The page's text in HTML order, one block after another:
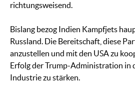
richtungsweisend.
Bislang bezog Indien Kampfjets
Russland. Die Bereitschaft, diese
anzustellen und mit den USA zu
Erfolg der Trump-Administration in
Industrie zu stärken.